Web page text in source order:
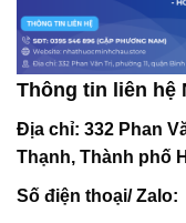
Thông tin liên hệ
Địa chỉ: 332 Phan
Thạnh, Thành phố
Số điện thoại/ Zalo: